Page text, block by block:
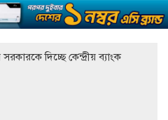
দিচ্ছে কেন্দ্রীয় ব্যাংক